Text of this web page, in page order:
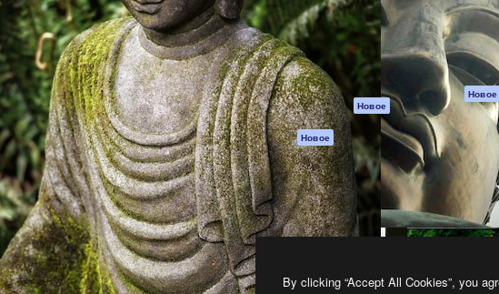
ИИ
Генератор голоса
на основе ИИ
Стоковый контент
MCP для
Claude/ChatGPT
Новое
Агенты Новое
API
Мобильное
приложение
Все инструменты
Magnific
Условия и
положения
Политика
Оригиналы Новое
Политика
cookie
Центр доверия
Партнеры
Предприятие
By clicking “Accept All Cookies”, you